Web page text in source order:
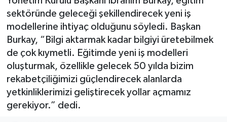
sektöründe geleceği şekillendirecek yeni iş
modellerine ihtiyaç olduğunu söyledi. Başkan
Burkay, “Bilgi aktarmak kadar bilgiyi üretebilmek
de çok kıymetli. Eğitimde yeni iş modelleri
oluşturmak, özellikle gelecek 50 yılda bizim
rekabetçiliğimizi güçlendirecek alanlarda
yetkinliklerimizi geliştirecek yollar açmamız
gerekiyor.” dedi.
Haber Arşivi